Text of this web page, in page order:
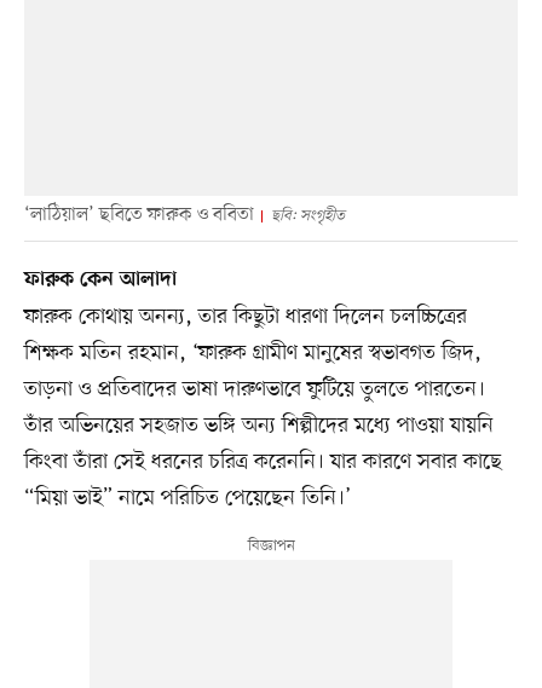
‘লাঠিয়াল’ ছবিতে ফারুক ও ববিতা ছবি: সংগৃহীত
ফারুক কেন আলাদা
ফারুক কোথায় অনন্য, তার কিছুটা ধারণা দিলেন চলচ্চিত্রের
শিক্ষক মতিন রহমান, ‘ফারুক গ্রামীণ মানুষের স্বভাবগত জিদ,
তাড়না ও প্রতিবাদের ভাষা দারুণভাবে ফুটিয়ে তুলতে পারতেন।
তাঁর অভিনয়ের সহজাত ভঙ্গি অন্য শিল্পীদের মধ্যে পাওয়া যায়নি
কিংবা তাঁরা সেই ধরনের চরিত্র করেননি। যার কারণে সবার কাছে
“মিয়া ভাই” নামে পরিচিত পেয়েছেন তিনি।’